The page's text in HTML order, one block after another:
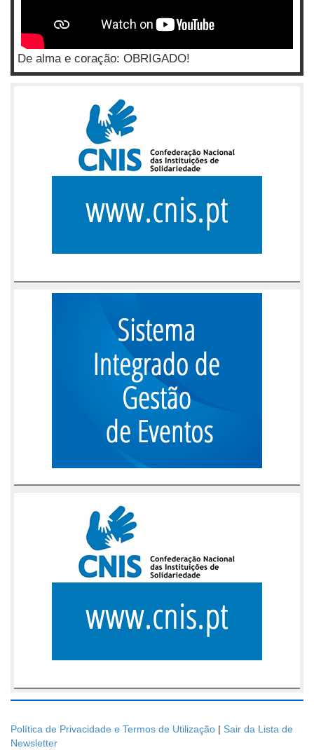
De alma e coração: OBRIGADO!
Política de Privacidade e Termos de Utilização | Sair da Lista de
Newsletter